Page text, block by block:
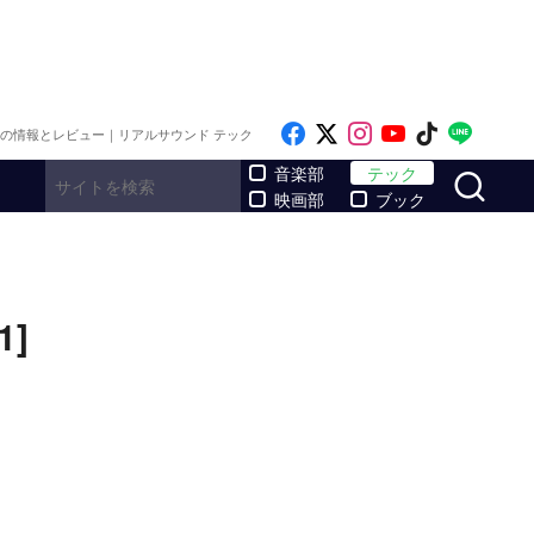
情報とレビュー｜リアルサウンド テック Like on Facebook
Follow on x
Follow on
Follow on
Follow
音楽部
映画部
テック
ブック